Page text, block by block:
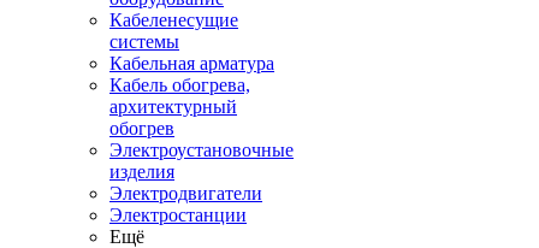
Кабеленесущие
системы
Кабельная арматура
Кабель обогрева,
архитектурный
обогрев
Электроустановочные
изделия
Электродвигатели
Электростанции
Ещё